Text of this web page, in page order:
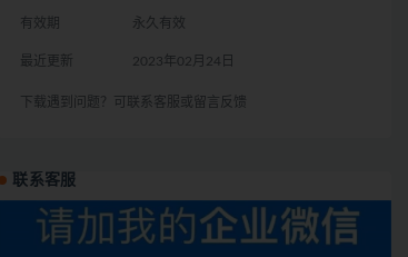
有效期 永久有效
最近更新 2023年02月24日
下载遇到问题？可联系客服或留言反馈
联系客服